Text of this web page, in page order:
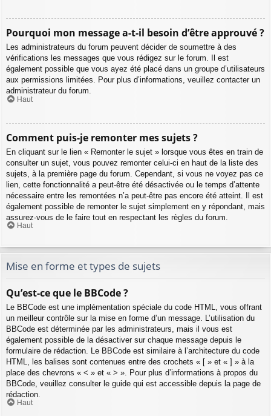
Pourquoi mon message a-t-il besoin d’être approuvé ?
Les administrateurs du forum peuvent décider de soumettre à des
vérifications les messages que vous rédigez sur le forum. Il est
également possible que vous ayez été placé dans un groupe d’utilisateurs
aux permissions limitées. Pour plus d’informations, veuillez contacter un
administrateur du forum.
Haut
Comment puis-je remonter mes sujets ?
En cliquant sur le lien « Remonter le sujet » lorsque vous êtes en train de
consulter un sujet, vous pouvez remonter celui-ci en haut de la liste des
sujets, à la première page du forum. Cependant, si vous ne voyez pas ce
lien, cette fonctionnalité a peut-être été désactivée ou le temps d’attente
nécessaire entre les remontées n’a peut-être pas encore été atteint. Il est
également possible de remonter le sujet simplement en y répondant, mais
assurez-vous de le faire tout en respectant les règles du forum.
Haut
Mise en forme et types de sujets
Qu’est-ce que le BBCode ?
Le BBCode est une implémentation spéciale du code HTML, vous offrant
un meilleur contrôle sur la mise en forme d’un message. L’utilisation du
BBCode est déterminée par les administrateurs, mais il vous est
également possible de la désactiver sur chaque message depuis le
formulaire de rédaction. Le BBCode est similaire à l’architecture du code
HTML, les balises sont contenues entre des crochets « [ » et « ] » à la
place des chevrons « < » et « > ». Pour plus d’informations à propos du
BBCode, veuillez consulter le guide qui est accessible depuis la page de
rédaction.
Haut